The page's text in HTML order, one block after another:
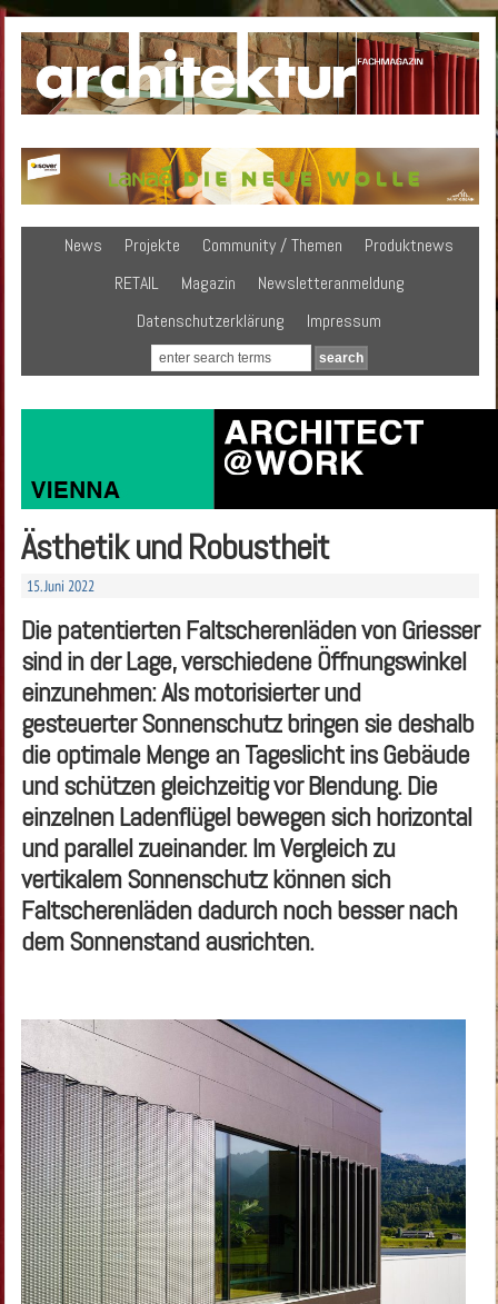
News Projekte Community / Themen
Produktnews
RETAIL
Magazin
Newsletteranmeldung
Datenschutzerklärung
Impressum
Ästhetik und Robustheit
15. Juni 2022
Die patentierten Faltscherenläden von Griesser
sind in der Lage, verschiedene Öffnungswinkel
einzunehmen: Als motorisierter und
gesteuerter Sonnenschutz bringen sie deshalb
die optimale Menge an Tageslicht ins Gebäude
und schützen gleichzeitig vor Blendung. Die
einzelnen Ladenflügel bewegen sich horizontal
und parallel zueinander. Im Vergleich zu
vertikalem Sonnenschutz können sich
Faltscherenläden dadurch noch besser nach
dem Sonnenstand ausrichten.